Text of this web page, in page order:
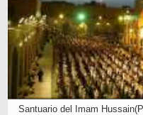
Santuario del Imam